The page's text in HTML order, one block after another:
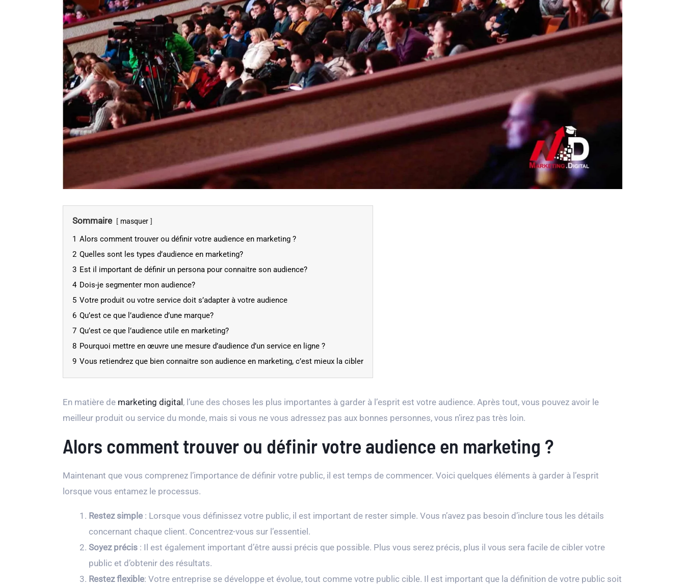
Sommaire masquer
1 Alors comment trouver ou définir votre audience en marketing ?
2 Quelles sont les types d’audience en marketing?
3 Est il important de définir un persona pour connaitre son audience?
4 Dois-je segmenter mon audience?
5 Votre produit ou votre service doit s’adapter à votre audience
6 Qu’est ce que l’audience d’une marque?
7 Qu’est ce que l’audience utile en marketing?
8 Pourquoi mettre en œuvre une mesure d’audience d’un service en ligne ?
9 Vous retiendrez que bien connaitre son audience en marketing, c’est mieux la cibler
En matière de marketing digital , l’une des choses les plus importantes à garder à l’esprit est votre audience. Après tout, vous pouvez avoir le
meilleur produit ou service du monde, mais si vous ne vous adressez pas aux bonnes personnes, vous n’irez pas très loin.
Alors comment trouver ou définir votre audience en marketing ?
Maintenant que vous comprenez l’importance de définir votre public, il est temps de commencer. Voici quelques éléments à garder à l’esprit
lorsque vous entamez le processus.
Restez simple : Lorsque vous définissez votre public, il est important de rester simple. Vous n’avez pas besoin d’inclure tous les détails
concernant chaque client. Concentrez-vous sur l’essentiel.
Soyez précis : Il est également important d’être aussi précis que possible. Plus vous serez précis, plus il vous sera facile de cibler votre
public et d’obtenir des résultats.
Restez flexible: Votre entreprise se développe et évolue, tout comme votre public cible. Il est important que la définition de votre public soit